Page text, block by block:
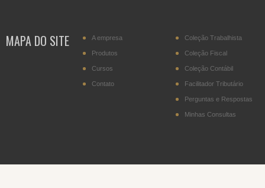
MAPA DO SITE A empresa
Produtos
Cursos
Contato
Coleção Trabalhista
Coleção Fiscal
Coleção Contábil
Facilitador Tributário
Perguntas e Respostas
Minhas Consultas